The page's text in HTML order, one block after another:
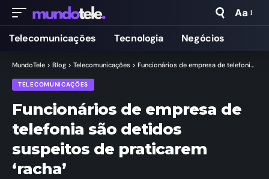
Aa
Telecomunicações Tecnologia Negócios
MundoTele > Blog > Telecomunicações > Funcionários de empresa de telefonia são detidos suspeitos de praticarem ‘racha’
TELECOMUNICAÇÕES
Funcionários de empresa de
telefonia são detidos
suspeitos de praticarem
‘racha’